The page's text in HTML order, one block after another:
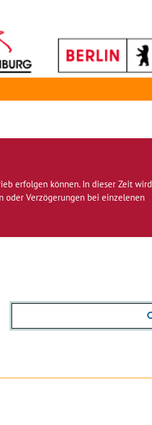
erfolgen können. In dieser Zeit wird
oder Verzögerungen bei einzelenen